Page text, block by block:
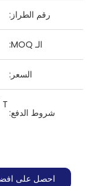
رقم الطراز:
الـ MOQ:
السعر:
شروط الدفع:
احصل على